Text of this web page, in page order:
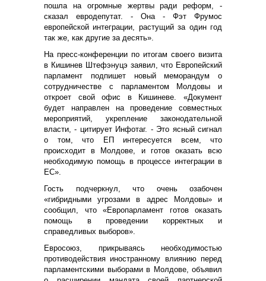
пошла на огромные жертвы ради реформ, -
сказал евродепутат. - Она - Фэт Фрумос
европейской интеграции, растущий за один год
так же, как другие за десять».
На пресс-конференции по итогам своего визита
в Кишинев Штефэнуцэ заявил, что Европейский
парламент подпишет новый меморандум о
сотрудничестве с парламентом Молдовы и
откроет свой офис в Кишиневе. «Документ
будет направлен на проведение совместных
мероприятий, укрепление законодательной
власти, - цитирует Инфотаг. - Это ясный сигнал
о том, что ЕП интересуется всем, что
происходит в Молдове, и готов оказать всю
необходимую помощь в процессе интеграции в
ЕС».
Гость подчеркнул, что очень озабочен
«гибридными угрозами в адрес Молдовы» и
сообщил, что «Европарламент готов оказать
помощь в проведении корректных и
справедливых выборов».
Евросоюз, прикрываясь необходимостью
противодействия иностранному влиянию перед
парламентскими выборами в Молдове, объявил